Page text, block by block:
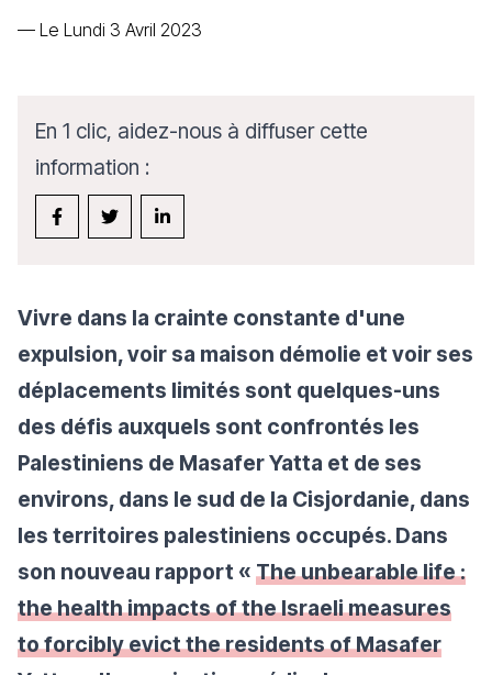
— Le Lundi 3 Avril 2023
En 1 clic, aidez-nous à diffuser cette
information :
Vivre dans la crainte constante d'une
expulsion, voir sa maison démolie et voir ses
déplacements limités sont quelques-uns
des défis auxquels sont confrontés les
Palestiniens de Masafer Yatta et de ses
environs, dans le sud de la Cisjordanie, dans
les territoires palestiniens occupés. Dans
son nouveau rapport « The unbearable life :
the health impacts of the Israeli measures
to forcibly evict the residents of Masafer